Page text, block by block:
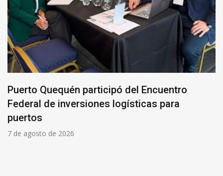
Puerto Quequén participó del Encuentro
Federal de inversiones logísticas para
puertos
7 de agosto de 2026